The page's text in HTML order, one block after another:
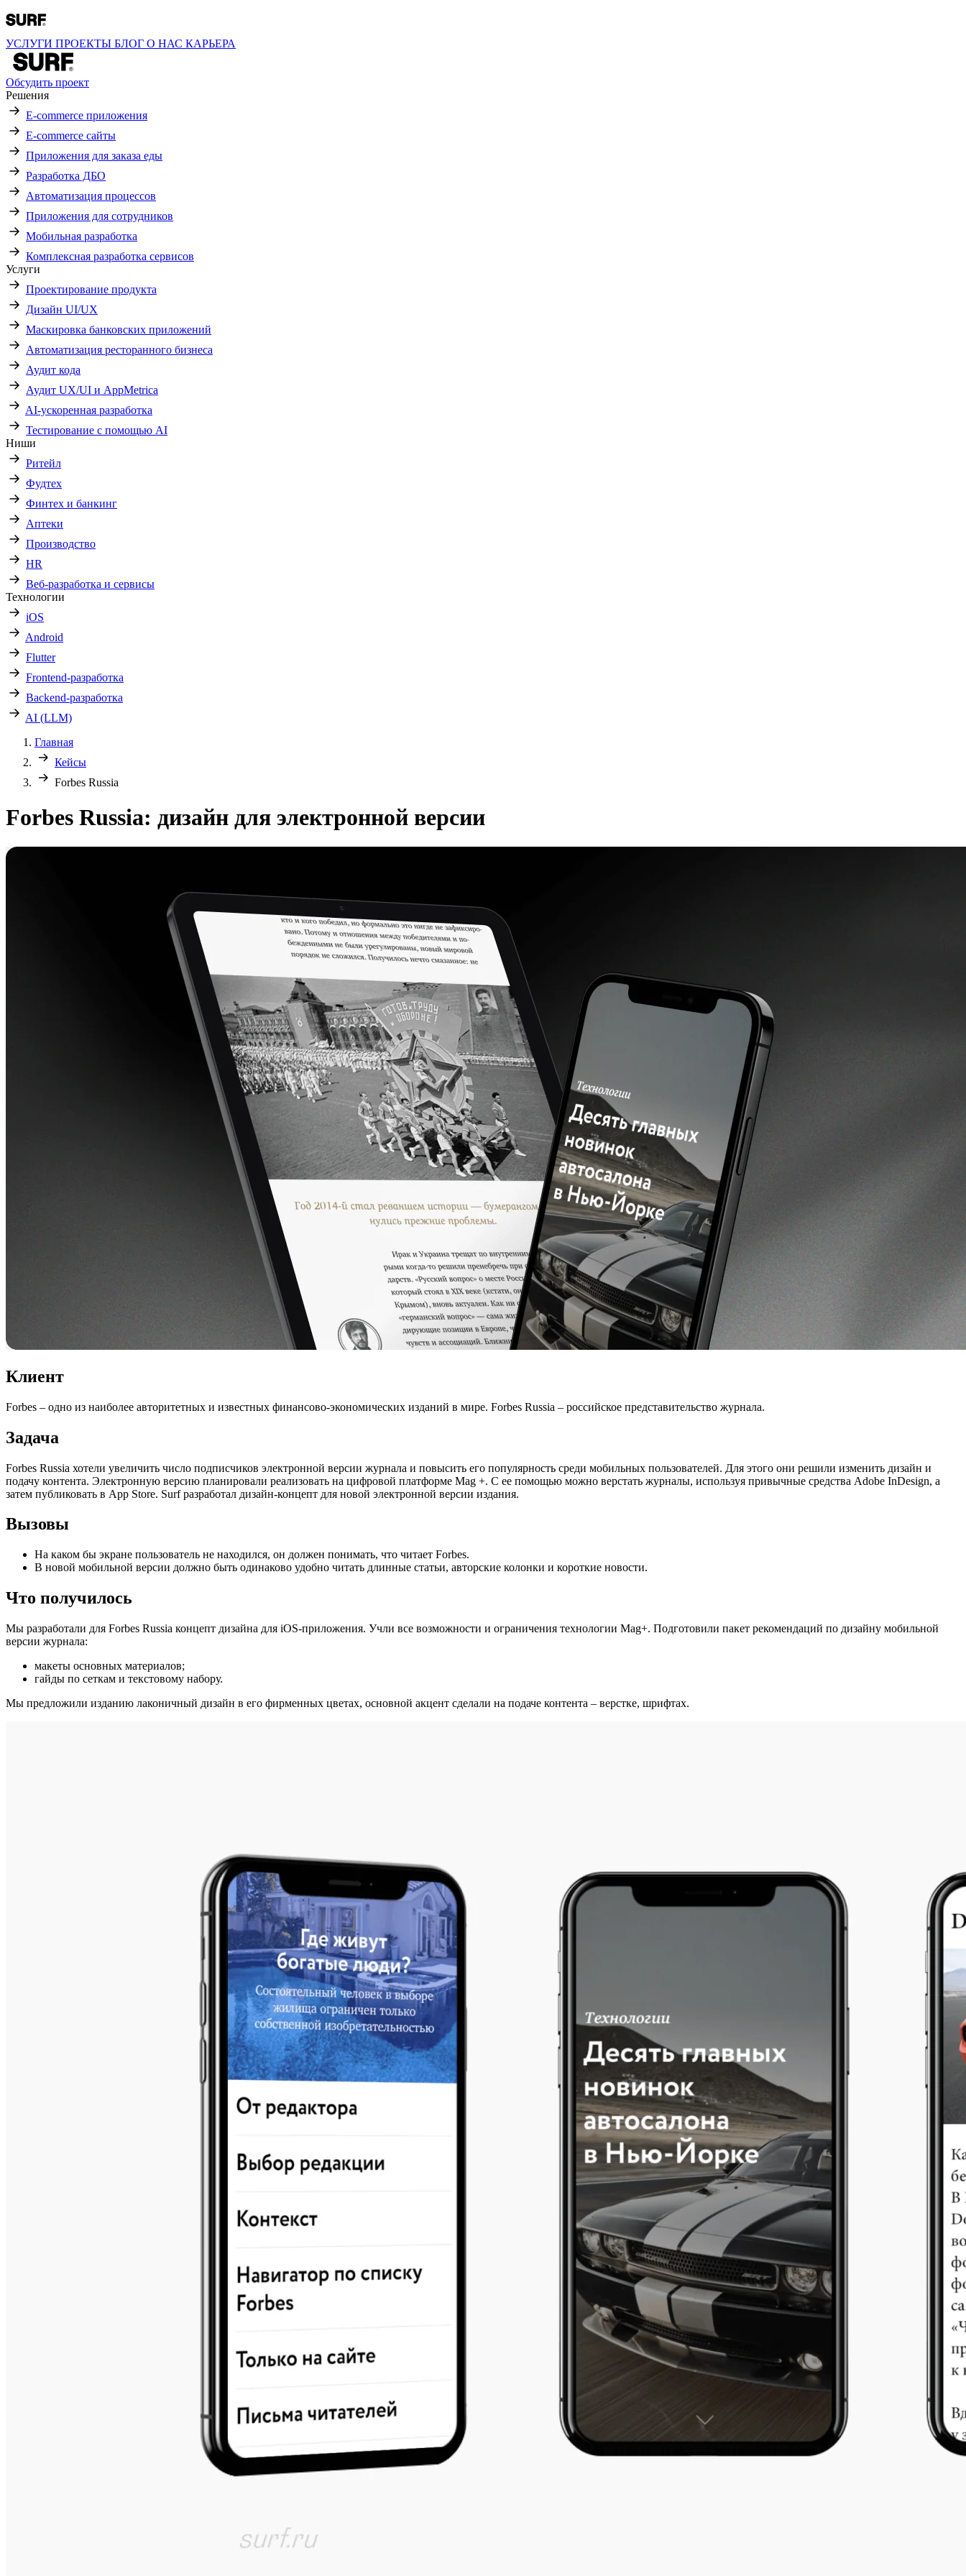
УСЛУГИ ПРОЕКТЫ БЛОГ О НАС КАРЬЕРА
Обсудить проект
Решения
E-commerce приложения
E-commerce сайты
Приложения для заказа еды
Разработка ДБО
Автоматизация процессов
Приложения для сотрудников
Мобильная разработка
Комплексная разработка сервисов
Услуги
Проектирование продукта
Дизайн UI/UX
Маскировка банковских приложений
Автоматизация ресторанного бизнеса
Аудит кода
Аудит UX/UI и AppMetrica
AI-ускоренная разработка
Тестирование с помощью AI
Ниши
Ритейл
Фудтех
Финтех и банкинг
Аптеки
Производство
HR
Веб-разработка и сервисы
Технологии
iOS
Android
Flutter
Frontend-разработка
Backend-разработка
AI (LLM)
Главная
Кейсы
Forbes Russia
Forbes Russia: дизайн для электронной версии
Клиент
Forbes – одно из наиболее авторитетных и известных финансово-экономических изданий в мире. Forbes Russia – российское представительство журнала.
Задача
Forbes Russia хотели увеличить число подписчиков электронной версии журнала и повысить его популярность среди мобильных пользователей. Для этого они решили изменить дизайн и
подачу контента. Электронную версию планировали реализовать на цифровой платформе Mag +. С ее помощью можно верстать журналы, используя привычные средства Adobe InDesign, а
затем публиковать в App Store. Surf разработал дизайн-концепт для новой электронной версии издания.
Вызовы
На каком бы экране пользователь не находился, он должен понимать, что читает Forbes.
В новой мобильной версии должно быть одинаково удобно читать длинные статьи, авторские колонки и короткие новости.
Что получилось
Мы разработали для Forbes Russia концепт дизайна для iOS-приложения. Учли все возможности и ограничения технологии Mag+. Подготовили пакет рекомендаций по дизайну мобильной
версии журнала:
макеты основных материалов;
гайды по сеткам и текстовому набору.
Мы предложили изданию лаконичный дизайн в его фирменных цветах, основной акцент сделали на подаче контента – верстке, шрифтах.